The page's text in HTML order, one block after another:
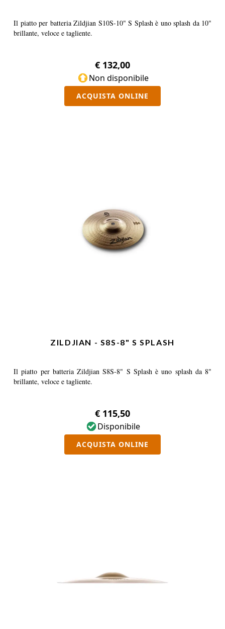
Il piatto per batteria Zildjian S10S-10" S Splash è uno splash da 10"
brillante, veloce e tagliente.
€ 132,00
Non disponibile
ACQUISTA ONLINE
ZILDJIAN - S8S-8" S SPLASH
Il piatto per batteria Zildjian S8S-8" S Splash è uno splash da 8"
brillante, veloce e tagliente.
€ 115,50
Disponibile
ACQUISTA ONLINE